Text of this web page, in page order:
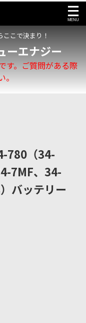
こで決まり！
ーエナジー
す。ご質問がある際
780（34-
7MF、34-
バッテリー